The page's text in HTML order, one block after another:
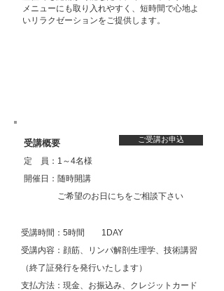
メニューにも取り入れやすく、短時間で心地よ
いリラクゼーションをご提供します。
​受講概要
定 員：1～4名様
開催日：随時開講
​ ご希望のお日にちをご相談下さい
ご受講お申込
受講時間：5時間 1DAY
受講内容：顔筋、リンパ解剖生理学、技術講習
（終了証発行を発行いたします）
支払方法：現金、お振込み、クレジットカード